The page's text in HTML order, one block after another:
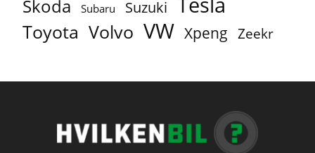
Skoda Subaru Suzuki
Toyota Volvo VW Xpeng Zeekr